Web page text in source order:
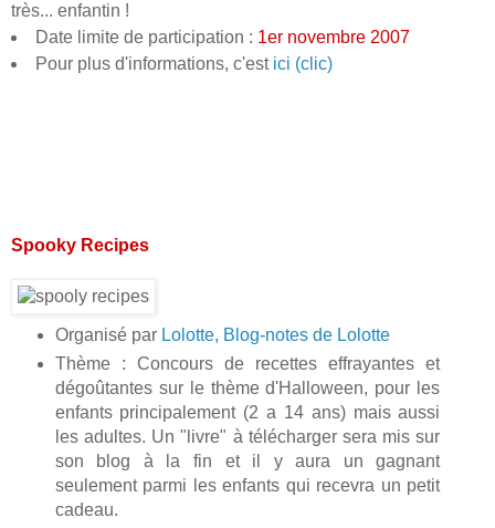
très... enfantin !
Date limite de participation : 1er novembre 2007
Pour plus d'informations, c'est ici (clic)
Spooky Recipes
Organisé par Lolotte, Blog-notes de Lolotte
Thème : Concours de recettes effrayantes et
dégoûtantes sur le thème d'Halloween, pour les
enfants principalement (2 a 14 ans) mais aussi
les adultes. Un "livre" à télécharger sera mis sur
son blog à la fin et il y aura un gagnant
seulement parmi les enfants qui recevra un petit
cadeau.